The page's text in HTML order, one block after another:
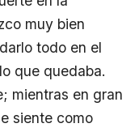
muy bien
todo en el
que quedaba.
mientras en gran
siente como